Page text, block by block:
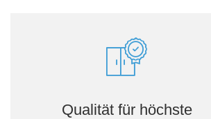
Qualität für höchste